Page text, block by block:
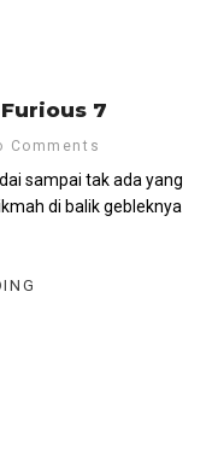
7
Comments
sampai tak ada yang
di balik gebleknya